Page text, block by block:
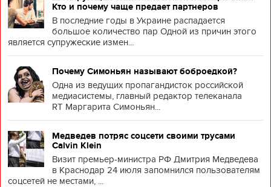
Кто и почему чаще предает партнеров
В последние годы в Украине распадается
большое количество пар Одной из причин этого
является супружеские измен...
Почему Симоньян называют боброедкой?
Одна из ведущих пропагандисток российской
медиасистемы, главный редактор телеканала
RT Маргарита Симоньян...
Медведев потряс соцсети своими трусами
Calvin Klein
Визит премьер-министра РФ Дмитрия Медведева
в Краснодар 24 июля запомнился пользователям
соцсетей не местами, ...